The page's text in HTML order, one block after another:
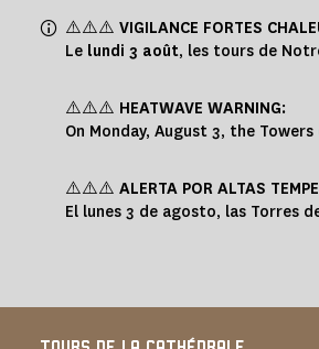
⚠️⚠️⚠️ VIGILANCE FORTES
Le lundi 3 août, les tours de
⚠️⚠️⚠️ HEATWAVE WARNING:
On Monday, August 3, the
⚠️⚠️⚠️ ALERTA POR ALTAS
El lunes 3 de agosto, las Torres